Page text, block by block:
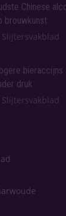
Chinese
brouwkunst
Slijtersvakblad
druk
Slijtersvakblad